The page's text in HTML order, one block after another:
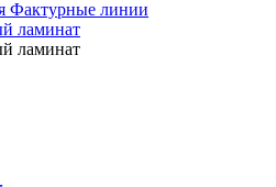
Фактурные линии
ламинат
ламинат